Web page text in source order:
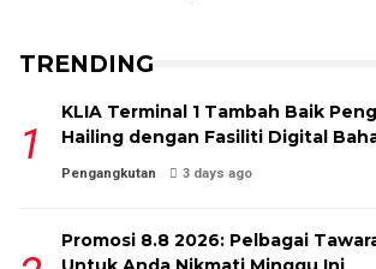
TRENDING
KLIA Terminal 1 Tambah Baik
Hailing dengan Fasiliti Digital
Pengangkutan 3 days ago
Promosi 8.8 2026: Pelbagai